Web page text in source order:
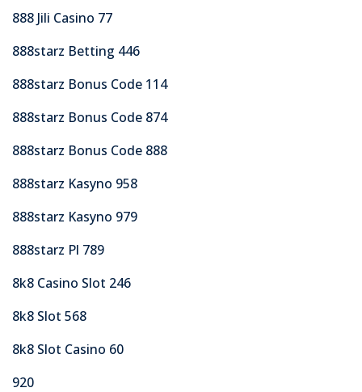
888 Jili Casino 77
888starz Betting 446
888starz Bonus Code 114
888starz Bonus Code 874
888starz Bonus Code 888
888starz Kasyno 958
888starz Kasyno 979
888starz Pl 789
8k8 Casino Slot 246
8k8 Slot 568
8k8 Slot Casino 60
920